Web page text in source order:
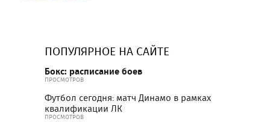
ПОПУЛЯРНОЕ НА САЙТЕ
Бокс: расписание боев
ПРОСМОТРОВ
Футбол сегодня: матч Динамо в рамках
квалификации ЛК
ПРОСМОТРОВ